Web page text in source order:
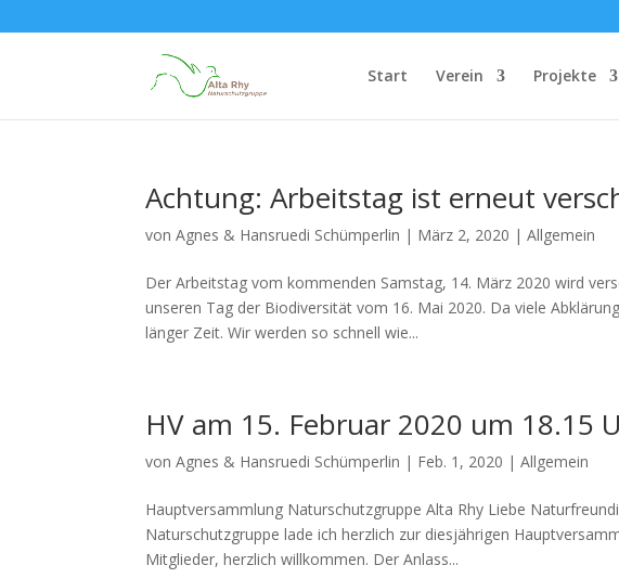
Start Verein Projekte
Achtung: Arbeitstag ist erneut
vonAgnes & Hansruedi Schümperlin | März 2, 2020 |Allgemein
Der Arbeitstag vom kommenden Samstag, 14. März 2020 wird
unseren Tag der Biodiversität vom 16. Mai 2020. Da viele
länger Zeit. Wir werden so schnell wie...
HV am 15. Februar 2020 um 18.15
vonAgnes & Hansruedi Schümperlin | Feb. 1, 2020 |Allgemein
Hauptversammlung Naturschutzgruppe Alta Rhy Liebe
Naturschutzgruppe lade ich herzlich zur diesjährigen
Mitglieder, herzlich willkommen. Der Anlass...